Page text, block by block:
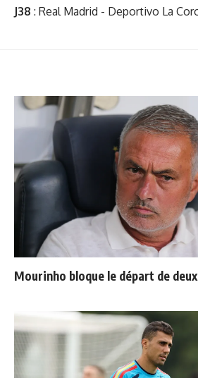
J38 : Real Madrid - Deportivo La
Mourinho bloque le départ de